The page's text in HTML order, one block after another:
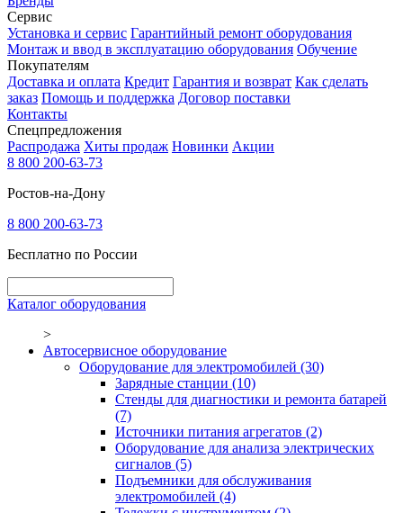
Сервис
Установка и сервис Гарантийный ремонт оборудования
Монтаж и ввод в эксплуатацию оборудования Обучение
Покупателям
Доставка и оплата Кредит Гарантия и возврат Как сделать
заказ Помощь и поддержка Договор поставки
Контакты
Спецпредложения
Распродажа Хиты продаж Новинки Акции
8 800 200-63-73
Ростов-на-Дону
8 800 200-63-73
Бесплатно по России
Каталог оборудования
>
Автосервисное оборудование
Оборудование для электромобилей (30)
Зарядные станции (10)
Стенды для диагностики и ремонта батарей
(7)
Источники питания агрегатов (2)
Оборудование для анализа электрических
сигналов (5)
Подъемники для обслуживания
электромобилей (4)